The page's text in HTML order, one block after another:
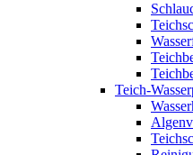
Teich-